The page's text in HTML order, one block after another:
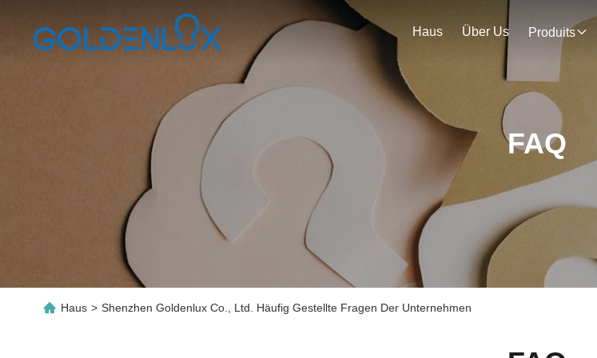
Haus Über Us Produits
FAQ
Haus > Shenzhen Goldenlux Co., Ltd. Häufig Gestellte Fragen Der Unternehmen